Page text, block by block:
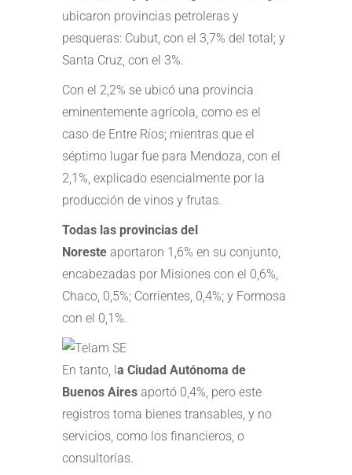
ubicaron provincias petroleras y
pesqueras: Cubut, con el 3,7% del total; y
Santa Cruz, con el 3%.
Con el 2,2% se ubicó una provincia
eminentemente agrícola, como es el
caso de Entre Ríos; mientras que el
séptimo lugar fue para Mendoza, con el
2,1%, explicado esencialmente por la
producción de vinos y frutas.
Todas las provincias del
Noreste aportaron 1,6% en su conjunto,
encabezadas por Misiones con el 0,6%,
Chaco, 0,5%; Corrientes, 0,4%; y Formosa
con el 0,1%.
En tanto, la Ciudad Autónoma de
Buenos Aires aportó 0,4%, pero este
registros toma bienes transables, y no
servicios, como los financieros, o
consultorías.